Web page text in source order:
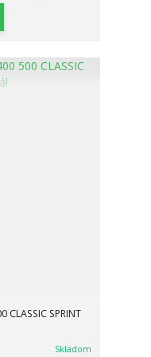
CLASSIC SPRINT
Skladom